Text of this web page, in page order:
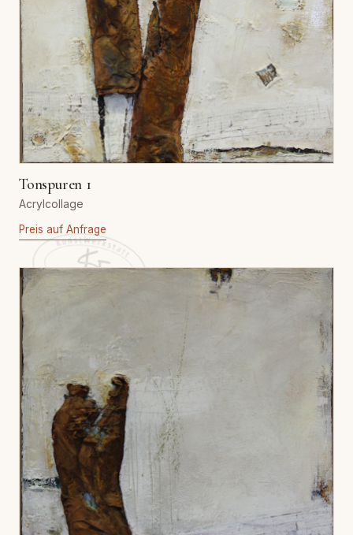
Tonspuren 1
Acrylcollage
Preis auf Anfrage